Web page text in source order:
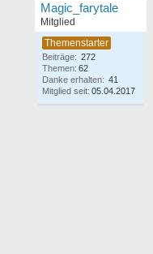
Magic_farytale
Mitglied
Beiträge: 272
Themen: 62
Danke erhalten: 41
Mitglied seit: 05.04.2017